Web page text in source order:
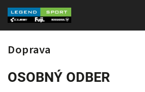
Doprava
OSOBNÝ ODBER